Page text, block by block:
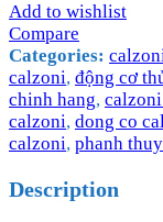
Add to wishlist
Compare
Categories:
calzoni, động cơ
chinh hang,
calzoni, dong co
calzoni, phanh
Description